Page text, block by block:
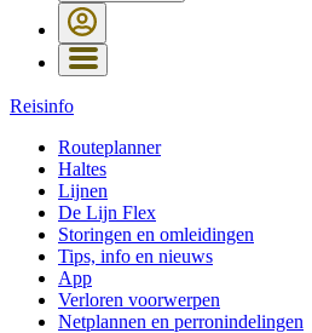
Reisinfo
Routeplanner
Haltes
Lijnen
De Lijn Flex
Storingen en omleidingen
Tips, info en nieuws
App
Verloren voorwerpen
Netplannen en perronindelingen